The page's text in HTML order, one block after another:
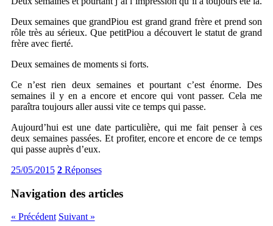
Deux semaines que grandPiou est grand grand frère et prend son
rôle très au sérieux. Que petitPiou a découvert le statut de grand
frère avec fierté.
Deux semaines de moments si forts.
Ce n’est rien deux semaines et pourtant c’est énorme. Des
semaines il y en a encore et encore qui vont passer. Cela me
paraîtra toujours aller aussi vite ce temps qui passe.
Aujourd’hui est une date particulière, qui me fait penser à ces
deux semaines passées. Et profiter, encore et encore de ce temps
qui passe auprès d’eux.
25/05/2015 2Réponses
Navigation des articles
« Précédent Suivant »